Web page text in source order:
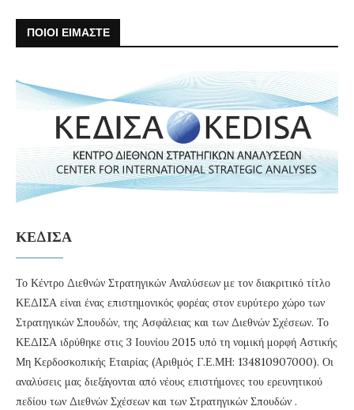
ΠΟΙΟΙ ΕΙΜΑΣΤΕ
ΚΕΔΙΣΑ
Το Κέντρο Διεθνών Στρατηγικών Αναλύσεων με τον διακριτικό τίτλο
ΚΕΔΙΣΑ είναι ένας επιστημονικός φορέας στον ευρύτερο χώρο των
Στρατηγικών Σπουδών, της Ασφάλειας και των Διεθνών Σχέσεων. Το
ΚΕΔΙΣΑ ιδρύθηκε στις 3 Ιουνίου 2015 υπό τη νομική μορφή Αστικής
Μη Κερδοσκοπικής Εταιρίας (Αριθμός Γ.Ε.ΜΗ: 134810907000). Οι
αναλύσεις μας διεξάγονται από νέους επιστήμονες του ερευνητικού
πεδίου των Διεθνών Σχέσεων και των Στρατηγικών Σπουδών .